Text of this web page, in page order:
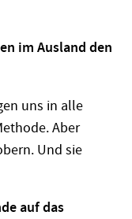
im Ausland den
uns in alle
Aber
Und sie
auf das